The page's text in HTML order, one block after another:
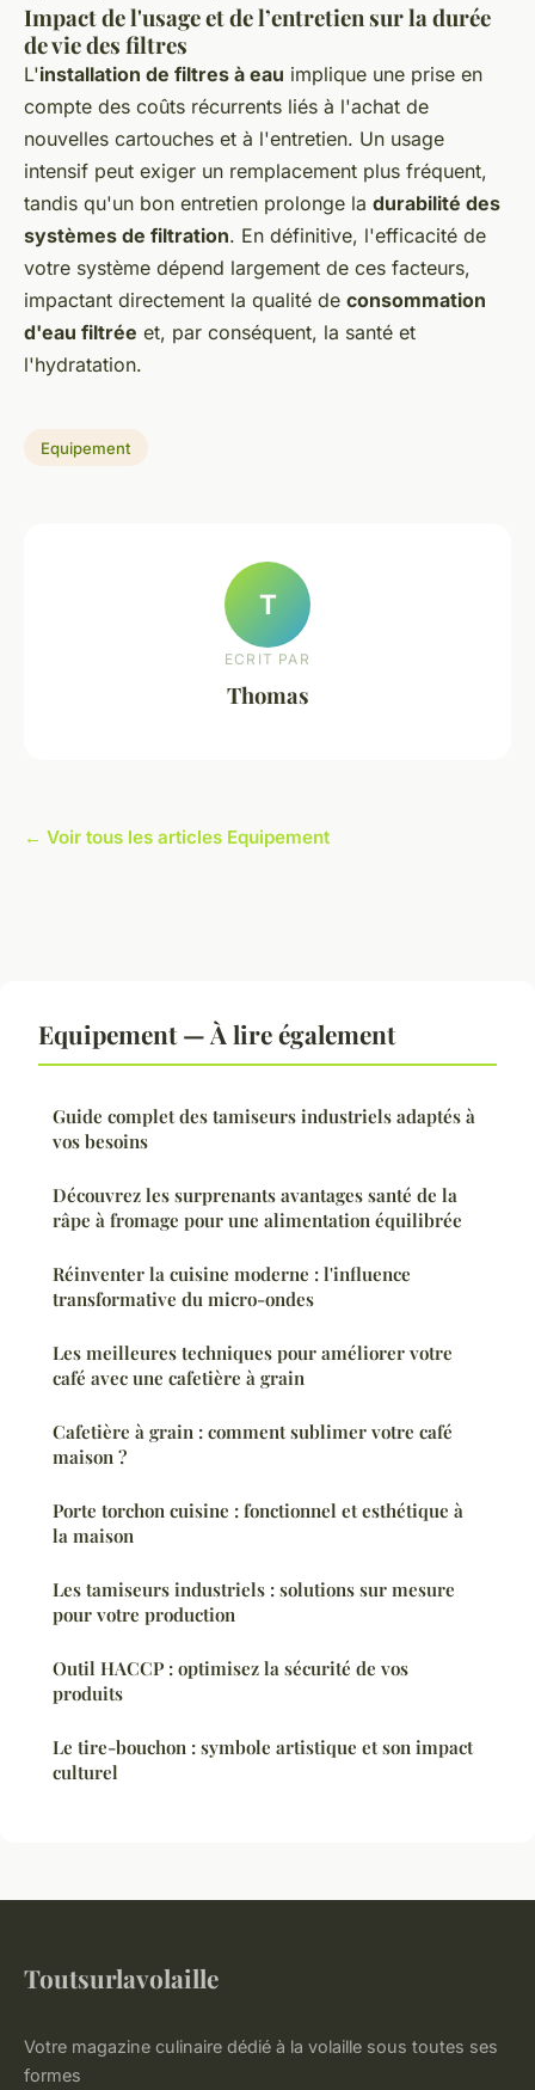
Impact de l'usage et de l’entretien sur la durée
de vie des filtres
L'installation de filtres à eau implique une prise en
compte des coûts récurrents liés à l'achat de
nouvelles cartouches et à l'entretien. Un usage
intensif peut exiger un remplacement plus fréquent,
tandis qu'un bon entretien prolonge la durabilité des
systèmes de filtration. En définitive, l'efficacité de
votre système dépend largement de ces facteurs,
impactant directement la qualité de consommation
d'eau filtrée et, par conséquent, la santé et
l'hydratation.
Equipement
T
ECRIT PAR
Thomas
← Voir tous les articles Equipement
Equipement — À lire également
Guide complet des tamiseurs industriels adaptés à
vos besoins
Découvrez les surprenants avantages santé de la
râpe à fromage pour une alimentation équilibrée
Réinventer la cuisine moderne : l'influence
transformative du micro-ondes
Les meilleures techniques pour améliorer votre
café avec une cafetière à grain
Cafetière à grain : comment sublimer votre café
maison ?
Porte torchon cuisine : fonctionnel et esthétique à
la maison
Les tamiseurs industriels : solutions sur mesure
pour votre production
Outil HACCP : optimisez la sécurité de vos
produits
Le tire-bouchon : symbole artistique et son impact
culturel
Toutsurlavolaille
Votre magazine culinaire dédié à la volaille sous toutes ses
formes